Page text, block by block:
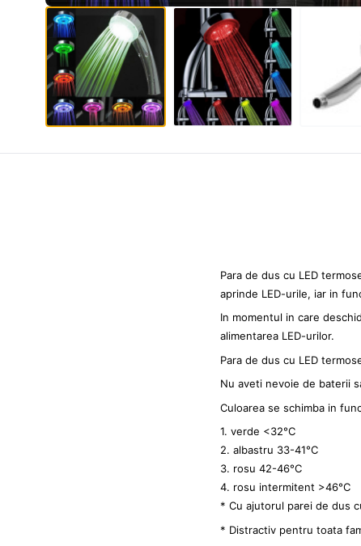
Para de dus cu LED
aprinde LED-urile, iar in
In momentul in care
alimentarea LED-urilor.
Para de dus cu LED
Nu aveti nevoie de baterii
Culoarea se schimba in
1. verde <32°C
2. albastru 33-41°C
3. rosu 42-46°C
4. rosu intermitent >46°C
* Cu ajutorul parei de dus
* Distractiv pentru toata